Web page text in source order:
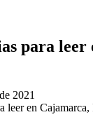
para leer
2021